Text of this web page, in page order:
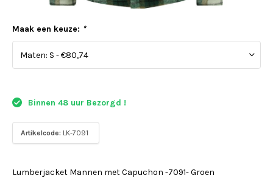
Maak een keuze: *
Binnen 48 uur Bezorgd !
Artikelcode: LK-7091
Lumberjacket Mannen met Capuchon -7091- Groen